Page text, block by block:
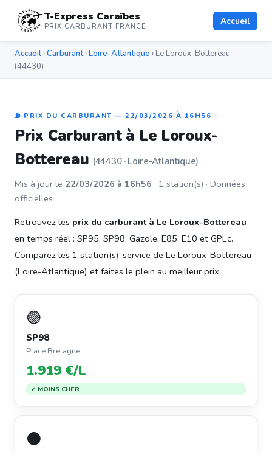
T-Express Caraïbes
PRIX CARBURANT FRANCE Accueil
Accueil ›Carburant›Loire-Atlantique › Le Loroux-Bottereau
(44430)
⛽ PRIX DU CARBURANT — 22/03/2026 À 16H56
Prix Carburant à Le Loroux-
Bottereau (44430 · Loire-Atlantique)
Mis à jour le 22/03/2026 à 16h56 · 1 station(s) · Données
officielles
Retrouvez les prix du carburant à Le Loroux-Bottereau
en temps réel : SP95, SP98, Gazole, E85, E10 et GPLc.
Comparez les 1 station(s)-service de Le Loroux-Bottereau
(Loire-Atlantique) et faites le plein au meilleur prix.
🟣
SP98
Place Bretagne
1.919 €/L
✓ MOINS CHER
⚫